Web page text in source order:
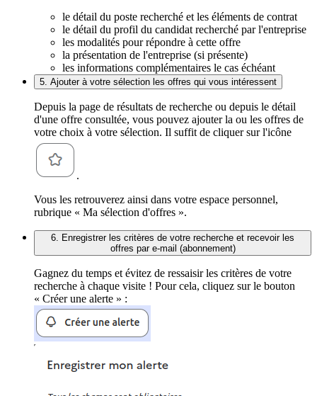
le détail du poste recherché et les éléments de contrat
le détail du profil du candidat recherché par l'entreprise
les modalités pour répondre à cette offre
la présentation de l'entreprise (si présente)
les informations complémentaires le cas échéant
5. Ajouter à votre sélection les offres qui vous intéressent
Depuis la page de résultats de recherche ou depuis le détail
d'une offre consultée, vous pouvez ajouter la ou les offres de
votre choix à votre sélection. Il suffit de cliquer sur l'icône
.
Vous les retrouverez ainsi dans votre espace personnel,
rubrique « Ma sélection d'offres ».
6. Enregistrer les critères de votre recherche et recevoir les
offres par e-mail (abonnement)
Gagnez du temps et évitez de ressaisir les critères de votre
recherche à chaque visite ! Pour cela, cliquez sur le bouton
« Créer une alerte » :